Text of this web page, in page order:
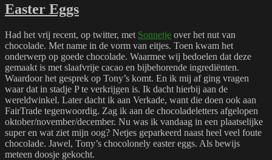
Easter Eggs
Had het vrij recent, op twitter, met Sonnetje over het nut van
chocolade. Met name in de vorm van eitjes. Toen kwam het
onderwerp op goede chocolade. Waarmee wij bedoelen dat deze
gemaakt is met slaafvrije cacao en bijbehorende ingrediënten.
Waardoor het gesprek op Tony’s komt. En ik mij af ging vragen
waar dat in stadje P te verkrijgen is. Ik dacht hierbij aan de
wereldwinkel. Later dacht ik aan Verkade, want die doen ook aan
FairTrade tegenwoordig. Zag ik aan de chocoladeletters afgelopen
oktober/november/december. Nu was ik vandaag in een plaatselijke
super en wat ziet mijn oog? Netjes geparkeerd naast heel veel foute
chocolade. Jawel, Tony’s chocolonely easter eggs. Als bewijs
meteen doosje gekocht.